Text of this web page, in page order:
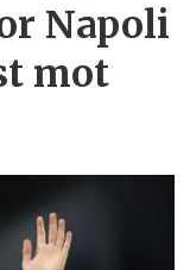
Napoli
mot